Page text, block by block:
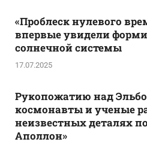
«Проблеск нулевого
впервые увидели
солнечной системы
17.07.2025
Рукопожатию над
космонавты и ученые
неизвестных деталях
Аполлон»